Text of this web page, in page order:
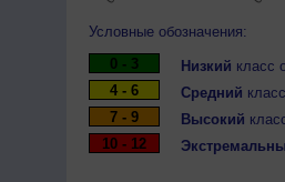
Условные обозначения:
0 - 3
Низкий класс
4 - 6
Средний
7 - 9
Высокий
10 - 12